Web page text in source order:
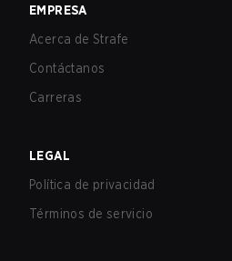
EMPRESA
Acerca de Strafe
Contáctanos
Carreras
LEGAL
Política de privacidad
Términos de servicio